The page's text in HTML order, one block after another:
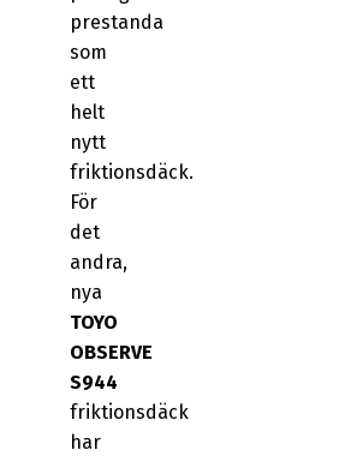
prestanda
som
ett
helt
nytt
friktionsdäck.
För
det
andra,
nya
TOYO
OBSERVE
S944
friktionsdäck
har